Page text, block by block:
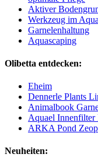
Aktiver
Werkzeug im
Garnelenhaltung
Aquascaping
Olibetta entdecken:
Eheim
Dennerle Plants
Animalbook
Aquael
ARKA Pond
Neuheiten: